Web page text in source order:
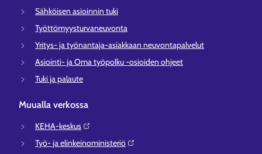
Sähköisen asioinnin tuki
Työttömyysturvaneuvonta
Yritys- ja työnantaja-asiakkaan neuvontapalvelut
Asiointi- ja Oma työpolku -osioiden ohjeet
Tuki ja palaute
Muualla verkossa
KEHA-keskus⁠
Työ- ja elinkeinoministeriö⁠